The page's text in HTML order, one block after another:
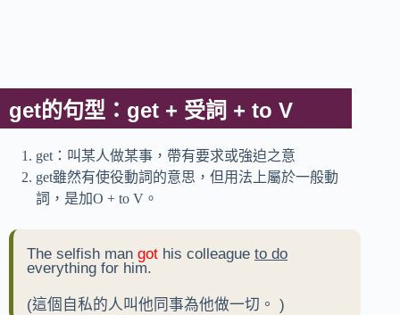
get的句型：get + 受詞 + to V
get：叫某人做某事，帶有要求或強迫之意
get雖然有使役動詞的意思，但用法上屬於一般動
詞，是加O + to V。
The selfish man got his colleague to do
everything for him.
(這個自私的人叫他同事為他做一切 。 )